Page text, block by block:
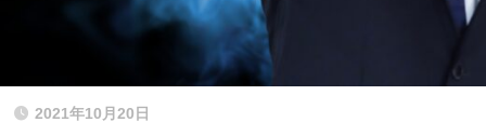
2021年10月20日